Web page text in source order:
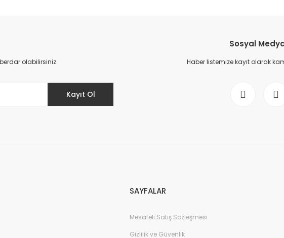
olabilirsiniz.
Kayıt Ol
Sosyal
Haber listemize kayıt olarak
SAYFALAR
Mesafeli Satış Sözleşmesi
Gizlilik ve Güvenlik